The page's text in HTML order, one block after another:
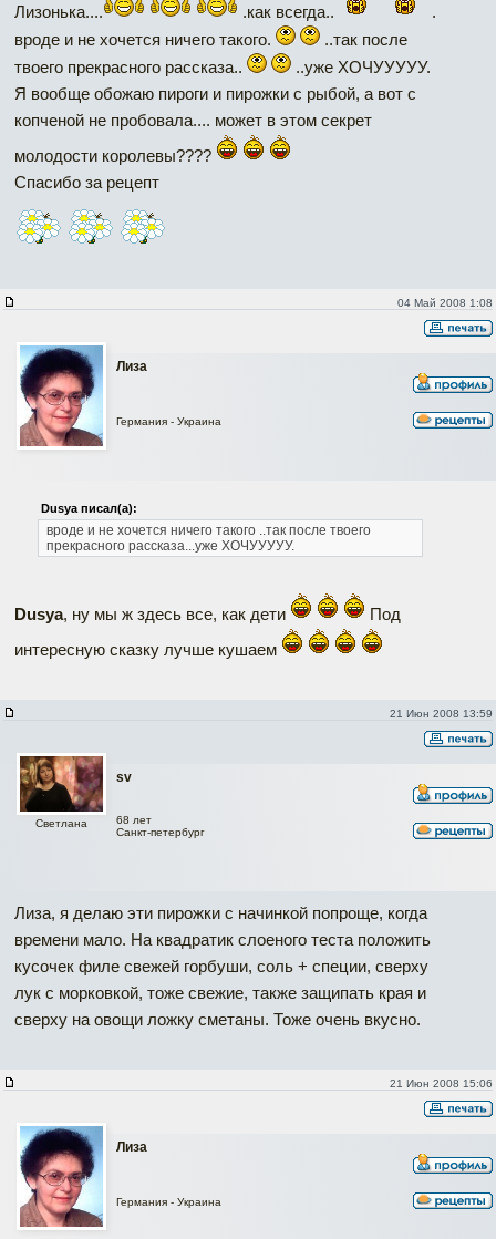
Лизонька.... .как всегда..
.
вроде и не хочется ничего такого.
..так после
твоего прекрасного рассказа..
..уже ХОЧУУУУУ.
Я вообще обожаю пироги и пирожки с рыбой, а вот с
копченой не пробовала.... может в этом секрет
молодости королевы????
Спасибо за рецепт
04 Май 2008 1:08
Лиза
Германия - Украина
Dusya писал(а):
вроде и не хочется ничего такого ..так после твоего
прекрасного рассказа...уже ХОЧУУУУУ.
Dusya, ну мы ж здесь все, как дети
Под
интересную сказку лучше кушаем
21 Июн 2008 13:59
sv
Светлана
68 лет
Санкт-петербург
Лиза, я делаю эти пирожки с начинкой попроще, когда
времени мало. На квадратик слоеного теста положить
кусочек филе свежей горбуши, соль + специи, сверху
лук с морковкой, тоже свежие, также защипать края и
сверху на овощи ложку сметаны. Тоже очень вкусно.
21 Июн 2008 15:06
Лиза
Германия - Украина